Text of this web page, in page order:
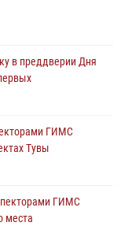
в преддверии Дня
ГИМС
Тувы
ГИМС
места